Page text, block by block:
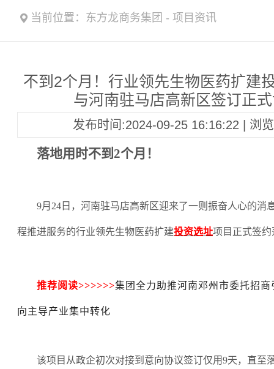
当前位置： 东方龙商务集团 - 项目资讯
不到2个月！行业领先生物医药扩建
与河南驻马店高新区签订正
发布时间:2024-09-25 16:16:22 | 浏
落地用时不到2个月！
9月24日，河南驻马店高新区迎来了一则振奋人心的消
程推进服务的行业领先生物医药扩建投资选址项目正式签
推荐阅读>>>>>>集团全力助推河南邓州市委托招
向主导产业集中转化
该项目从政企初次对接到意向协议签订仅用9天，直至